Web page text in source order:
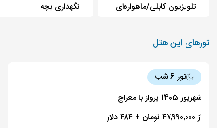
تلویزیون کابلی/ماهواره‌ای
نگهداری بچه
تورهای این هتل
تور 6 شب
شهریور 1405 پرواز با معراج
از ۴۷٬۹۹۰٬۰۰۰ تومان + ۴۸۴ دلار